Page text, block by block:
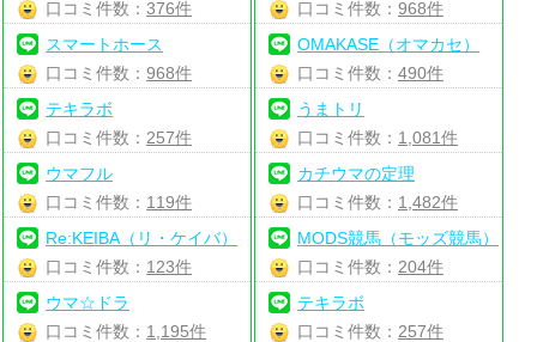
口コミ件数：376件
スマートホース
口コミ件数：968件
テキラボ
口コミ件数： 257件
ウマフル
口コミ件数： 119件
Re:KEIBA（リ・ケイバ）
口コミ件数： 123件
ウマ☆ドラ
口コミ件数： 1,195件
口コミ件数： 968件
OMAKASE（オマカセ）
口コミ件数： 490件
うまトリ
口コミ件数： 1,081件
カチウマの定理
口コミ件数： 1,482件
MODS競馬（モッズ競馬）
口コミ件数： 204件
テキラボ
口コミ件数： 257件